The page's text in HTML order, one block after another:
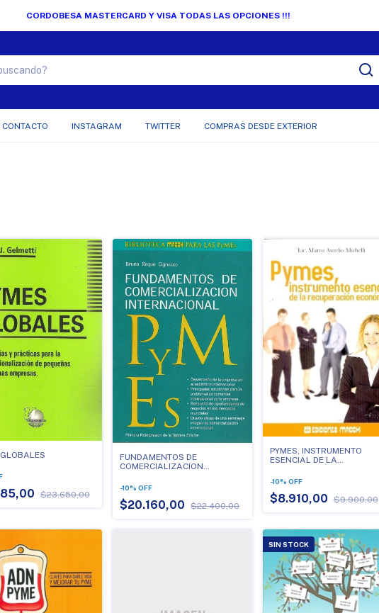
CORDOBESA MASTERCARD Y VISA TODAS LAS OPCIONES !!!
CONTACTO INSTAGRAM TWITTER COMPRAS DESDE EXTERIOR
$23.650,00
FUNDAMENTOS DE
COMERCIALIZACION
-10%OFF
$20.160,00 $22.400,00
PYMES, INSTRUMENTO
ESENCIAL DE LA
-10% OFF
$8.910,00 $9.900,00
SIN STOCK